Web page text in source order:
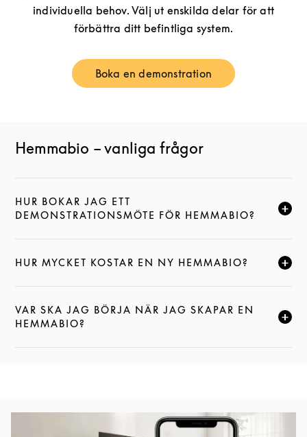
individuella behov. Välj ut enskilda delar för att
förbättra ditt befintliga system.
Boka en demonstration
Link Opens in New Tab
Hemmabio – vanliga frågor
HUR BOKAR JAG ETT
DEMONSTRATIONSMÖTE FÖR HEMMABIO?
KLICKA FÖR ATT EXPANDERA DEN HÄR
HUR MYCKET KOSTAR EN NY HEMMABIO?
KLICKA FÖR ATT EXPANDERA DEN HÄR
VAR SKA JAG BÖRJA NÄR JAG SKAPAR EN
HEMMABIO?
KLICKA FÖR ATT EXPANDERA DEN HÄR